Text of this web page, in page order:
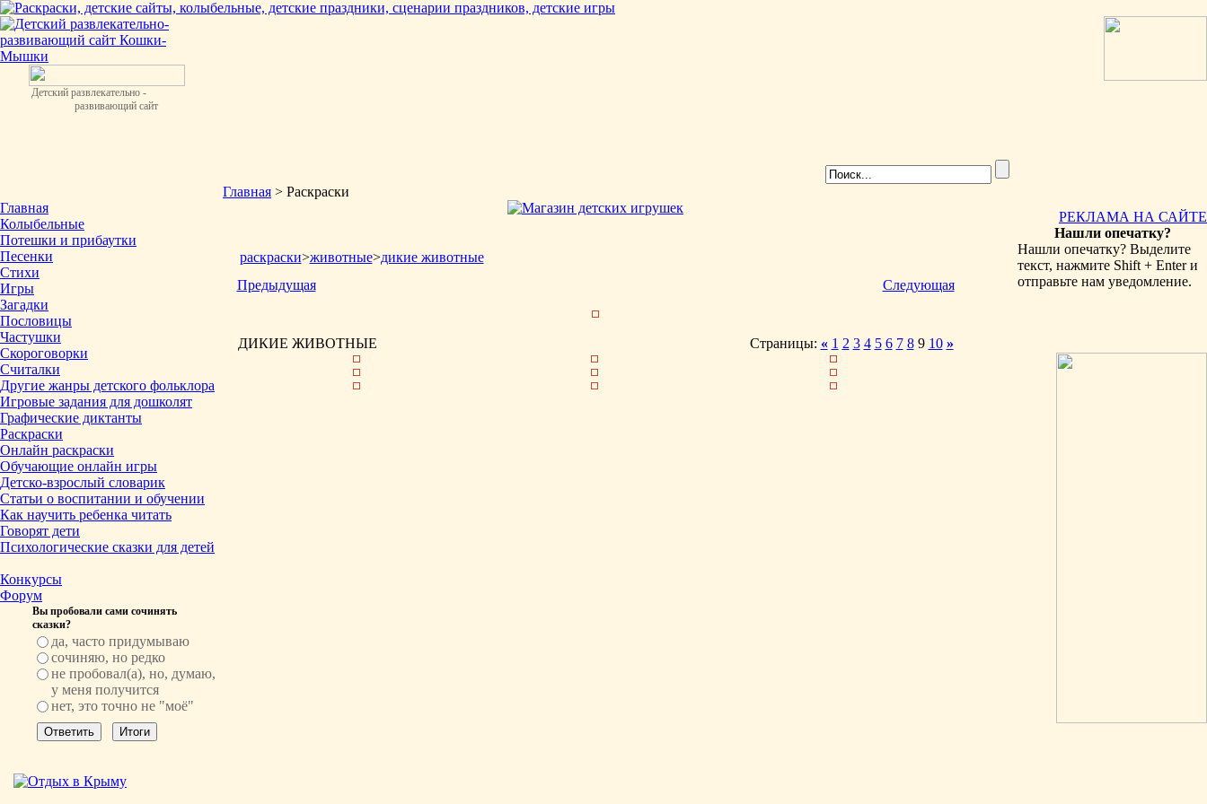
Детский развлекательно -
развивающий сайт
Главная
Колыбельные
Потешки и прибаутки
Песенки
Стихи
Игры
Загадки
Пословицы
Частушки
Скороговорки
Считалки
Другие жанры детского фольклора
Игровые задания для дошколят
Графические диктанты
Раскраски
Онлайн раскраски
Обучающие онлайн игры
Детско-взрослый словарик
Статьи о воспитании и обучении
Как научить ребенка читать
Говорят дети
Психологические сказки для детей
Конкурсы
Форум
Вы пробовали сами сочинять
сказки?
да, часто придумываю
сочиняю, но редко
не пробовал(а), но, думаю,
у меня получится
нет, это точно не "моё"
Главная > Раскраски
раскраски>животные>дикие животные
Предыдущая
Следующая
ДИКИЕ ЖИВОТНЫЕ Страницы: « 1 2 3 4 5 6 7 89 10 »
РЕКЛАМА НА САЙТЕ
Нашли опечатку?
Нашли опечатку? Выделите
текст, нажмите Shift + Enter и
отправьте нам уведомление.